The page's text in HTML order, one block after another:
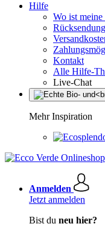
Hilfe
Wo ist
Kontakt
Alle Hilfe-
Live-Chat
Mehr Inspiration
Anmelden
Jetzt anmelden
Bist du neu hier?